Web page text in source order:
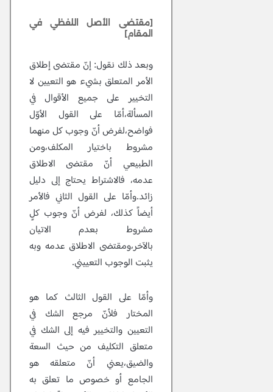
[مقتضى الأصل اللفظي في
المقام]
وبعد ذلك نقول:إنّ مقتضى إطلاق
الأمر المتعلق بشيء هو التعيين لا
التخيير على جميع الأقوال في
المسألة،أمّا على القول الأوّل
فواضح،لفرض أنّ وجوب كل منهما
مشروط باختيار المكلف،ومن
الطبيعي أنّ مقتضى الاطلاق
عدمه، فالاشتراط يحتاج إلى دليل
زائد.وأمّا على القول الثاني فالأمر
أيضاً كذلك، لفرض أنّ وجوب كلٍ
مشروط بعدم الاتيان
بالآخر،ومقتضى الاطلاق عدمه وبه
يثبت الوجوب التعييني.
وأمّا على القول الثالث كما هو
المختار فلأنّ مرجع الشك في
التعيين والتخيير فيه إلى الشك في
متعلق التكليف من حيث السعة
والضيق،يعني أنّ متعلقه هو
الجامع أو خصوص ما تعلق به